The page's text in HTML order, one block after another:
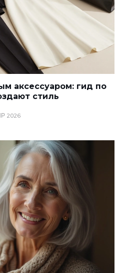
аксессуаром: гид по
стиль
2026